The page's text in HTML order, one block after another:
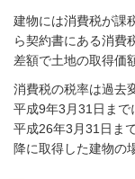
建物には消費税が課
ら契約書にある消費
差額で土地の取得価
消費税の税率は過去
平成9年3月31日まで
平成26年3月31日ま
降に取得した建物の